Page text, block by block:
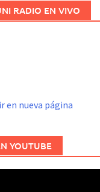
RADIO EN VIVO
en nueva página
YOUTUBE